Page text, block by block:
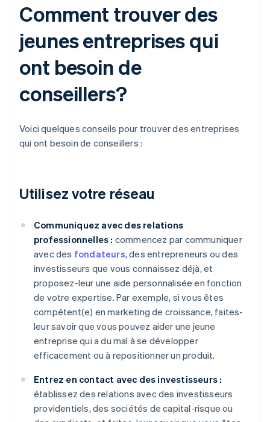
Comment trouver des
jeunes entreprises qui
ont besoin de
conseillers?
Voici quelques conseils pour trouver des entreprises
qui ont besoin de conseillers :
Utilisez votre réseau
Communiquez avec des relations
professionnelles : commencez par communiquer
avec des fondateurs, des entrepreneurs ou des
investisseurs que vous connaissez déjà, et
proposez-leur une aide personnalisée en fonction
de votre expertise. Par exemple, si vous êtes
compétent(e) en marketing de croissance, faites-
leur savoir que vous pouvez aider une jeune
entreprise qui a du mal à se développer
efficacement ou à repositionner un produit.
Entrez en contact avec des investisseurs :
établissez des relations avec des investisseurs
providentiels, des sociétés de capital-risque ou